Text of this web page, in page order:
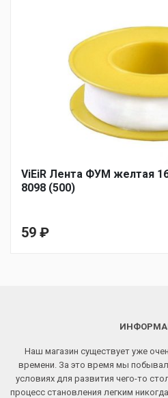
ViEiR Лента ФУМ желтая
8098 (500)
59 ₽
Наш магазин существует уже
времени. За это время мы
условиях для развития чего-то
процесс становления легким